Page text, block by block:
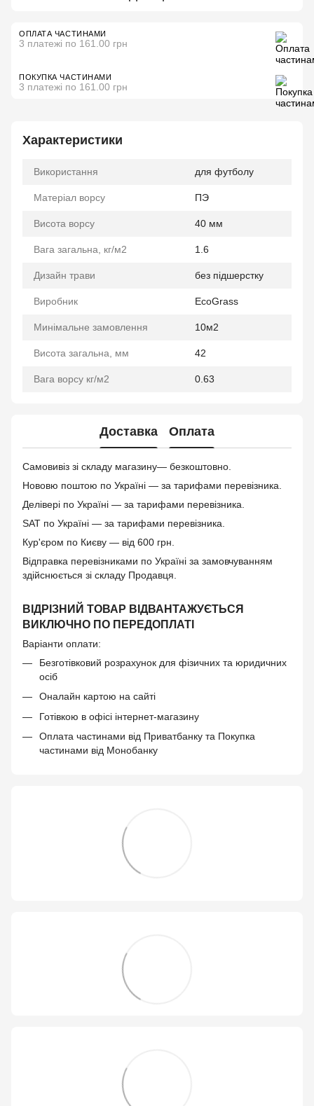
ОПЛАТА ЧАСТИНАМИ
3 платежі по 161.00 грн
ПОКУПКА ЧАСТИНАМИ
3 платежі по 161.00 грн
Характеристики
Використання для футболу
Матеріал ворсу ПЭ
Висота ворсу 40 мм
Вага загальна, кг/м2 1.6
Дизайн трави без підшерстку
Виробник EcoGrass
Минімальне замовлення 10м2
Висота загальна, мм 42
Вага ворсу кг/м2 0.63
Доставка Оплата
Самовивіз зі складу магазину— безкоштовно.
Нововю поштою по Україні — за тарифами перевізника.
Делівері по Україні — за тарифами перевізника.
SAT по Україні — за тарифами перевізника.
Кур'єром по Києву — від 600 грн.
Відправка перевізниками по Україні за замовчуванням
здійснюється зі складу Продавця.
ВІДРІЗНИЙ ТОВАР ВІДВАНТАЖУЄТЬСЯ
ВИКЛЮЧНО ПО ПЕРЕДОПЛАТІ
Варіанти оплати:
Безготівковий розрахунок для фізичних та юридичних
осіб
Оналайн картою на сайті
Готівкою в офісі інтернет-магазину
Оплата частинами від Приватбанку та Покупка
частинами від Монобанку